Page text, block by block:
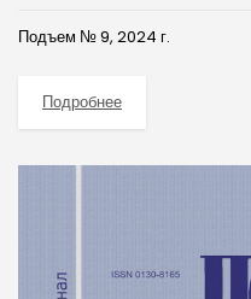
Подъем № 9, 2024 г.
Подробнее